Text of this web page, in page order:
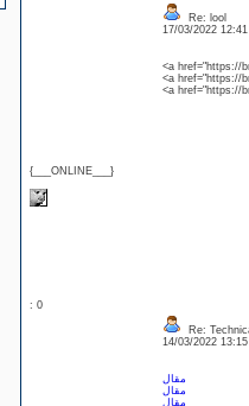
{___ONLINE___}
Re: lool
17/03/2022
<a href="https://
<a href="https://
<a href="https://
: 0
Re:
14/03/2022
مقال
مقال
مقال